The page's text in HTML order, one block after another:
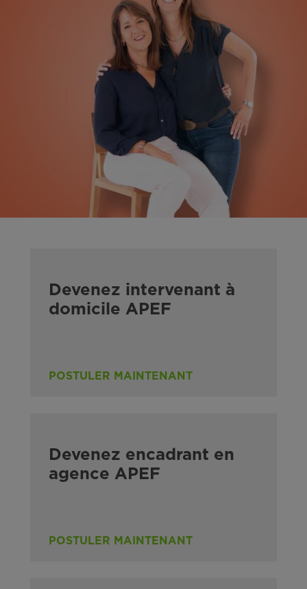
Devenez intervenant à
domicile APEF
POSTULER MAINTENANT
Devenez encadrant en
agence APEF
POSTULER MAINTENANT